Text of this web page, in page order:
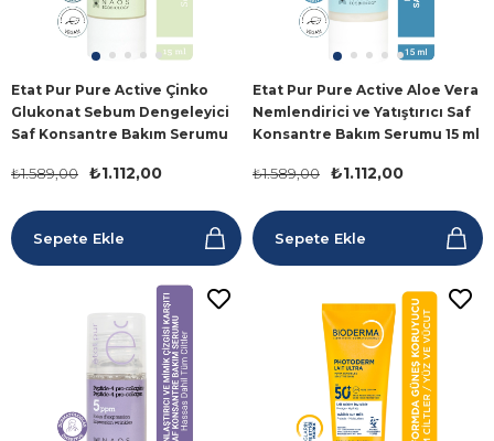
Etat Pur Pure Active Çinko
Glukonat Sebum Dengeleyici
Saf Konsantre Bakım Serumu
₺1.112,00
₺1.589,00
Sepete Ekle
Etat Pur Pure Active Aloe Vera
Nemlendirici ve Yatıştırıcı Saf
Konsantre Bakım Serumu 15 ml
₺1.112,00
₺1.589,00
Sepete Ekle